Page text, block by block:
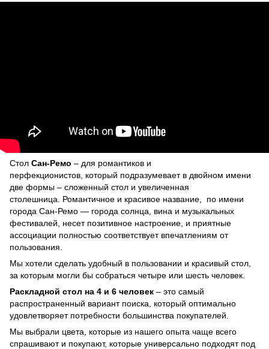
Стол Сан-Ремо – для романтиков и
перфекционистов, который подразумевает в двойном имени
две формы – сложенный стол и увеличенная
столешница. Романтичное и красивое название, по имени
города Сан-Ремо — города солнца, вина и музыкальных
фестивалей, несет позитивное настроение, и приятные
ассоциации полностью соответствует впечатлениям от
пользования.
Мы хотели сделать удобный в пользовании и красивый стол,
за которым могли бы собраться четыре или шесть человек.
Раскладной стол на 4 и 6 человек – это самый
распространенный вариант поиска, который оптимально
удовлетворяет потребности большинства покупателей.
Мы выбрали цвета, которые из нашего опыта чаще всего
спрашивают и покупают, которые универсально подходят под